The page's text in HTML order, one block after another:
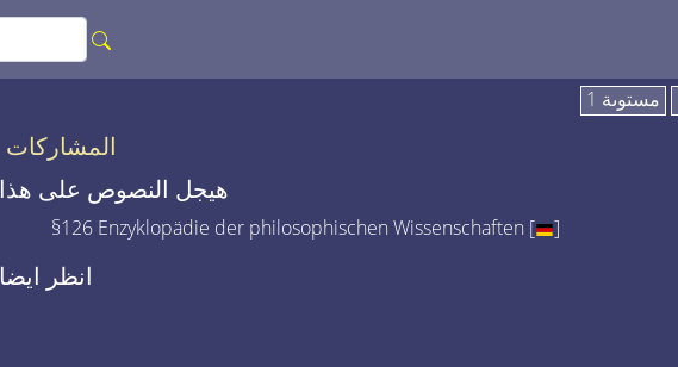
مستوىة 1
المشاركات
هيجل النصوص على هذا
§126 Enzyklopädie der philosophischen Wissenschaften [ ]
انظر ايضا